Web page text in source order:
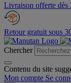
Livraison offerte dès
Retour gratuit sous
Chercher
Contenu du site
Mon compte Se